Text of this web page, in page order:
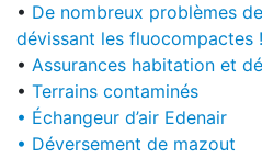
• De nombreux problèmes
dévissant les fluocompactes !
• Assurances habitation et
• Terrains contaminés
• Échangeur d’air Edenair
• Déversement de mazout